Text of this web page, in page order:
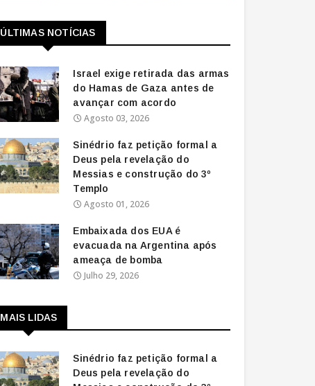
ÚLTIMAS NOTÍCIAS
Israel exige retirada das armas
do Hamas de Gaza antes de
avançar com acordo
Agosto 03, 2026
Sinédrio faz petição formal a
Deus pela revelação do
Messias e construção do 3º
Templo
Agosto 01, 2026
Embaixada dos EUA é
evacuada na Argentina após
ameaça de bomba
Julho 29, 2026
MAIS LIDAS
Sinédrio faz petição formal a
Deus pela revelação do